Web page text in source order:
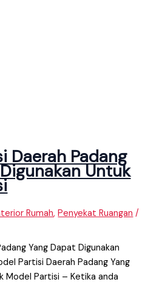
Daerah Padang
Untuk
Rumah,Penyekat Ruangan /
Yang Dapat Digunakan
Partisi Daerah Padang Yang
Model Partisi – Ketika anda